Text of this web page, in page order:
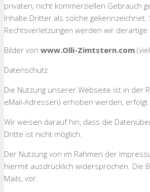
privaten, nicht kommerziellen Gebrauch
Inhalte Dritter als solche
Rechtsverletzungen werden wir
Bilder von www.Olli-Zimtstern.com
Datenschutz
Die Nutzung unserer Webseite ist in der
eMail-Adressen) erhoben werden,
Wir weisen darauf hin, dass die
Dritte ist nicht möglich.
Der Nutzung von im Rahmen der
hiermit ausdrücklich widersprochen. Die
Mails, vor.